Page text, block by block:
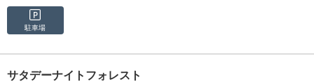
駐車場
サタデーナイトフォレスト